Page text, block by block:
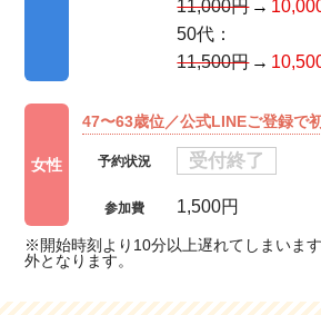
11,000円
50代：
11,500円
女性
47〜63歳位／公式LINEご登録で
予約状況 受付終了
参加費 1,500円
※開始時刻より10分以上遅れてしまいま
外となります。